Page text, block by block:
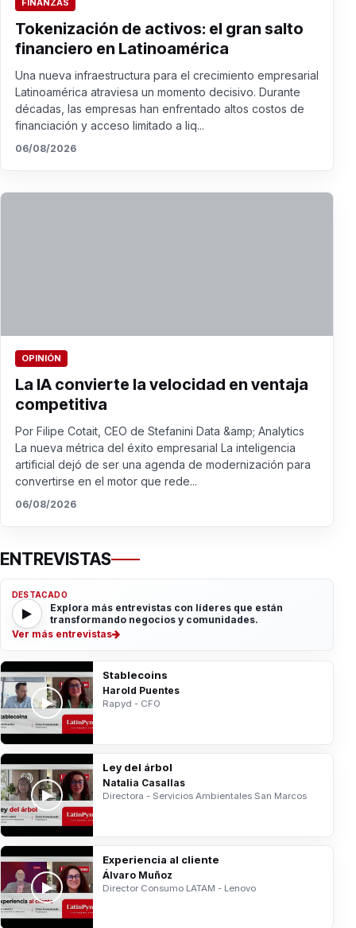
FINANZAS
Tokenización de activos: el gran salto
financiero en Latinoamérica
Una nueva infraestructura para el crecimiento empresarial
Latinoamérica atraviesa un momento decisivo. Durante
décadas, las empresas han enfrentado altos costos de
financiación y acceso limitado a liq...
06/08/2026
OPINIÓN
La IA convierte la velocidad en ventaja
competitiva
Por Filipe Cotait, CEO de Stefanini Data &amp; Analytics
La nueva métrica del éxito empresarial La inteligencia
artificial dejó de ser una agenda de modernización para
convertirse en el motor que rede...
06/08/2026
ENTREVISTAS
DESTACADO
Explora más entrevistas con líderes que están
transformando negocios y comunidades.
Ver más entrevistas
Stablecoins
Harold Puentes
Rapyd - CFO
Ley del árbol
Natalia Casallas
Directora - Servicios Ambientales San Marcos
Experiencia al cliente
Álvaro Muñoz
Director Consumo LATAM - Lenovo